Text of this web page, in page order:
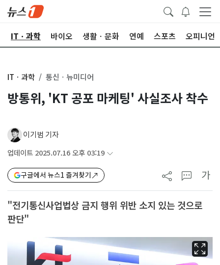
ITㆍ과학 바이오 생활ㆍ문화 연예 스포츠 오피니언
ITㆍ과학 통신ㆍ뉴미디어
방통위, 'KT 공포 마케팅' 사실조사 착수
이기범 기자
업데이트 2025.07.16 오후 03:19
구글에서 뉴스1 즐겨찾기 가
"전기통신사업법상 금지 행위 위반 소지 있는 것으로
판단"